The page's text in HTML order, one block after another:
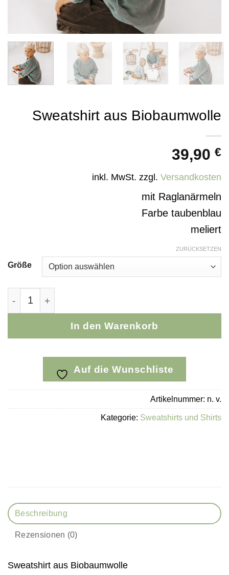
Sweatshirt aus Biobaumwolle
39,90 €
inkl. MwSt. zzgl. Versandkosten
mit Raglanärmeln
Farbe taubenblau
meliert
Größe
ZURÜCKSETZEN
Sweatshirt aus Biobaumwolle Menge
In den Warenkorb
Auf die Wunschliste
Artikelnummer: n. v.
Kategorie: Sweatshirts und Shirts
Beschreibung
Rezensionen (0)
Sweatshirt aus Biobaumwolle